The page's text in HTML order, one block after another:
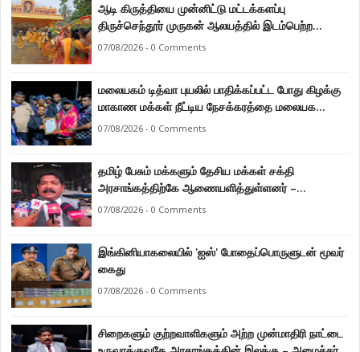
ஆடி கிருத்தியை முன்னிட்டு மட்டக்களப்பு
திருச்செந்தூர் முருகன் ஆலயத்தில் இடம்பெற்ற
பால்குட பவனி 1008 சங்கா ஆபிஷேக நிகழ்வு.
07/08/2026 - 0 Comments
மலையகம் டித்வா புயலில் பாதிக்கப்பட்ட போது கிழக்கு
மாகாண மக்கள் நீட்டிய நேசக்கரத்தை மலையக
மக்கள் ஒருபோதும் மறக்கமாட்டார்கள் : நுவரெலியா
07/08/2026 - 0 Comments
தமிழ் பேசும் மக்களும் தேசிய மக்கள் சக்தி
அரசாங்கத்திற்கே ஆணையளித்துள்ளனர் –
கடற்றொழில் அமைச்சர் இராமலிங்கம் சந்திரசேகர்
07/08/2026 - 0 Comments
இங்கினியாகலையில் 'ஐஸ்' போதைப்பொருளுடன் மூவர்
கைது
07/08/2026 - 0 Comments
சிறைகளும் குற்றவாளிகளும் அற்ற முன்மாதிரி நாட்டை